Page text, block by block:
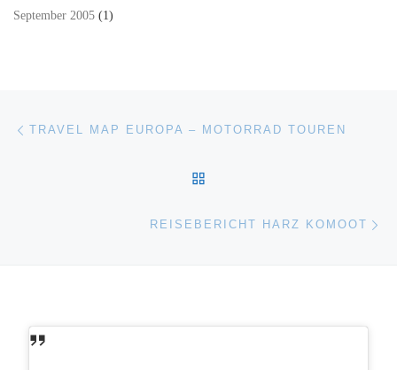
September 2005 (1)
Beitragsnavigation
TRAVEL MAP EUROPA – MOTORRAD TOUREN
REISEBERICHT HARZ KOMOOT